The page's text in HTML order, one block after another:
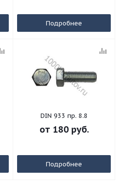
Подробнее
DIN 933 пр. 8.8
от 180 руб.
Подробнее